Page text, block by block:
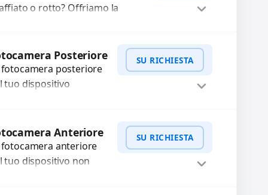
o rotto? Offriamo la
Posteriore
fotocamera posteriore
tuo dispositivo
come immagini
messa a fuoco
funzionante,...
SU RICHIESTA
WhatsApp
Anteriore
fotocamera anteriore
tuo dispositivo non
SU RICHIESTA